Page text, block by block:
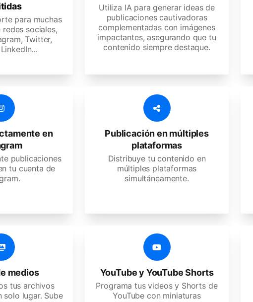
para muchas
sociales,
Twitter,
Utiliza IA para generar ideas de
publicaciones cautivadoras
complementadas con imágenes
impactantes, asegurando que tu
contenido siempre destaque.
en
publicaciones
tu cuenta de
Publicación en múltiples
plataformas
Distribuye tu contenido en
múltiples plataformas
simultáneamente.
medios
tus archivos
solo lugar. Sube
YouTube y YouTube Shorts
Programa tus videos y Shorts de
YouTube con miniaturas